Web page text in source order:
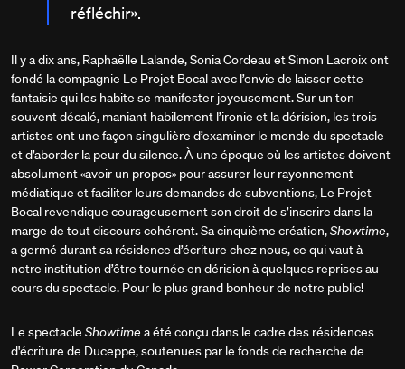
réfléchir».
Il y a dix ans, Raphaëlle Lalande, Sonia Cordeau et Simon Lacroix ont
fondé la compagnie Le Projet Bocal avec l’envie de laisser cette
fantaisie qui les habite se manifester joyeusement. Sur un ton
souvent décalé, maniant habilement l’ironie et la dérision, les trois
artistes ont une façon singulière d’examiner le monde du spectacle
et d’aborder la peur du silence. À une époque où les artistes doivent
absolument «avoir un propos» pour assurer leur rayonnement
médiatique et faciliter leurs demandes de subventions, Le Projet
Bocal revendique courageusement son droit de s’inscrire dans la
marge de tout discours cohérent. Sa cinquième création,Showtime,
a germé durant sa résidence d’écriture chez nous, ce qui vaut à
notre institution d’être tournée en dérision à quelques reprises au
cours du spectacle. Pour le plus grand bonheur de notre public!
Le spectacle Showtime a été conçu dans le cadre des résidences
d'écriture de Duceppe, soutenues par le fonds de recherche de